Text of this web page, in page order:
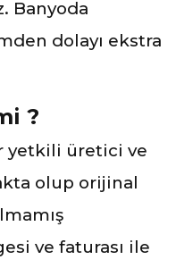
Banyoda
dolayı ekstra
?
yetkili üretici ve
olup orijinal
ve faturası ile